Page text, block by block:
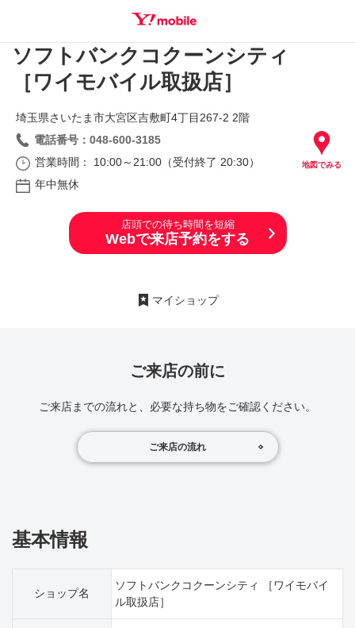
SEARCH
ソフトバンクコクーンシティ
［ワイモバイル取扱店］
地図でみる
埼玉県さいたま市大宮区吉敷町4丁目267‐2 2階
電話番号：048-600-3185
営業時間： 10:00～21:00（受付終了 20:30）
年中無休
店頭での待ち時間を短縮
Webで来店予約をする
マイショップ
ご来店の前に
ご来店までの流れと、必要な持ち物をご確認ください。
ご来店の流れ
基本情報
ショップ名
ソフトバンクコクーンシティ ［ワイモバイ
ル取扱店］